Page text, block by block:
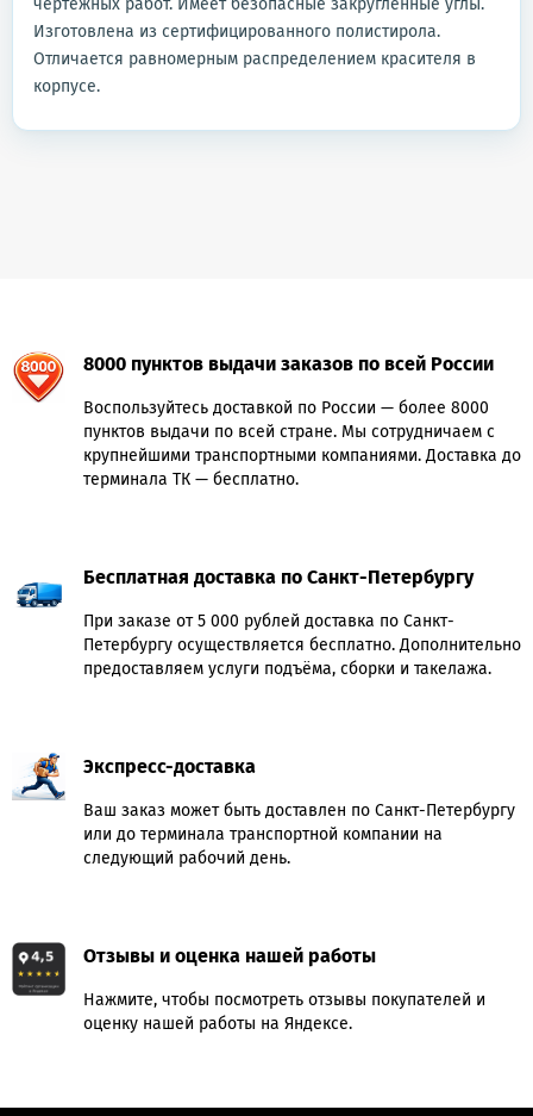
чертежных работ. Имеет безопасные закругленные углы.
Изготовлена из сертифицированного полистирола.
Отличается равномерным распределением красителя в
корпусе.
8000 пунктов выдачи заказов по всей России
Воспользуйтесь доставкой по России — более 8000
пунктов выдачи по всей стране. Мы сотрудничаем с
крупнейшими транспортными компаниями. Доставка до
терминала ТК — бесплатно.
Бесплатная доставка по Санкт-Петербургу
При заказе от 5 000 рублей доставка по Санкт-
Петербургу осуществляется бесплатно. Дополнительно
предоставляем услуги подъёма, сборки и такелажа.
Экспресс-доставка
Ваш заказ может быть доставлен по Санкт-Петербургу
или до терминала транспортной компании на
следующий рабочий день.
Отзывы и оценка нашей работы
Нажмите, чтобы посмотреть отзывы покупателей и
оценку нашей работы на Яндексе.